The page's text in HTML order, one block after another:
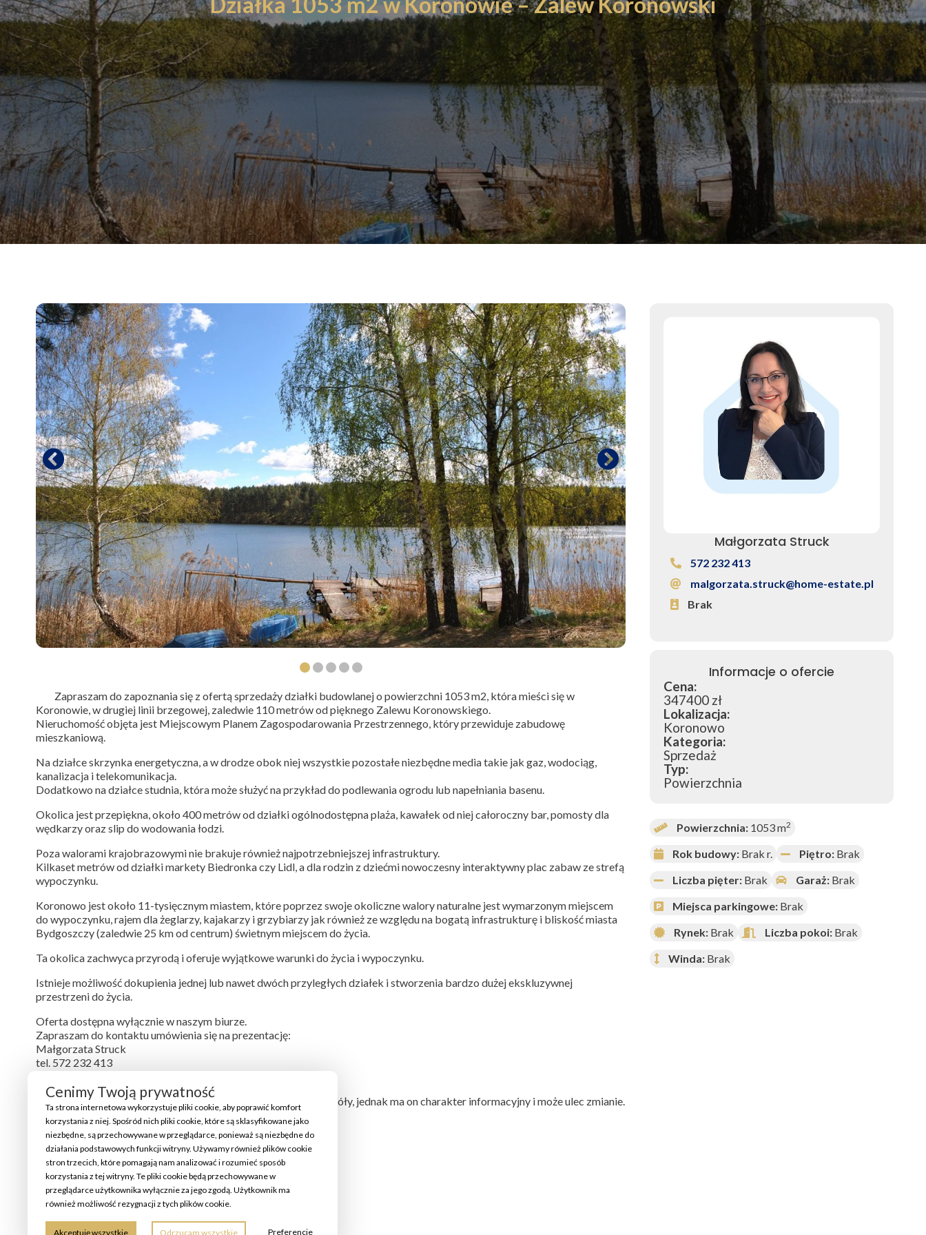
Zapraszam do zapoznania się z ofertą sprzedaży działki budowlanej o powierzchni 1053 m2, która mieści się w
Koronowie, w drugiej linii brzegowej, zaledwie 110 metrów od pięknego Zalewu Koronowskiego.
Nieruchomość objęta jest Miejscowym Planem Zagospodarowania Przestrzennego, który przewiduje zabudowę
mieszkaniową.
Na działce skrzynka energetyczna, a w drodze obok niej wszystkie pozostałe niezbędne media takie jak gaz, wodociąg,
kanalizacja i telekomunikacja.
Dodatkowo na działce studnia, która może służyć na przykład do podlewania ogrodu lub napełniania basenu.
Okolica jest przepiękna, około 400 metrów od działki ogólnodostępna plaża, kawałek od niej całoroczny bar, pomosty dla
wędkarzy oraz slip do wodowania łodzi.
Poza walorami krajobrazowymi nie brakuje również najpotrzebniejszej infrastruktury.
Kilkaset metrów od działki markety Biedronka czy Lidl, a dla rodzin z dziećmi nowoczesny interaktywny plac zabaw ze strefą
wypoczynku.
Koronowo jest około 11-tysięcznym miastem, które poprzez swoje okoliczne walory naturalne jest wymarzonym miejscem
do wypoczynku, rajem dla żeglarzy, kajakarzy i grzybiarzy jak również ze względu na bogatą infrastrukturę i bliskość miasta
Bydgoszczy (zaledwie 25 km od centrum) świetnym miejscem do życia.
Ta okolica zachwyca przyrodą i oferuje wyjątkowe warunki do życia i wypoczynku.
Istnieje możliwość dokupienia jednej lub nawet dwóch przyległych działek i stworzenia bardzo dużej ekskluzywnej
przestrzeni do życia.
Oferta dostępna wyłącznie w naszym biurze.
Zapraszam do kontaktu umówienia się na prezentację:
Małgorzata Struck
tel. 572 232 413
Opis przygotowano na podstawie oględzin z dbałością o szczegóły, jednak ma on charakter informacyjny i może ulec zmianie.
Nie stanowi oferty w rozumieniu Kodeksu Cywilnego.
Małgorzata Struck
572 232 413
malgorzata.struck@home-estate.pl
Brak
Informacje o ofercie
Cena:
347400 zł
Lokalizacja:
Koronowo
Kategoria:
Sprzedaż
Typ:
Powierzchnia
Powierzchnia: 1053 m2
Rok budowy: Brak r. Piętro: Brak
Liczba pięter: Brak Garaż: Brak
Miejsca parkingowe: Brak
Rynek: Brak Liczba pokoi: Brak
Winda: Brak
Cenimy Twoją prywatność
Ta strona internetowa wykorzystuje pliki cookie, aby poprawić komfort
korzystania z niej. Spośród nich pliki cookie, które są sklasyfikowane jako
niezbędne, są przechowywane w przeglądarce, ponieważ są niezbędne do
działania podstawowych funkcji witryny. Używamy również plików cookie
stron trzecich, które pomagają nam analizować i rozumieć sposób
korzystania z tej witryny. Te pliki cookie będą przechowywane w
przeglądarce użytkownika wyłącznie za jego zgodą. Użytkownik ma
również możliwość rezygnacji z tych plików cookie.
Akceptuję wszystkie Odrzucam wszystkie Preferencje